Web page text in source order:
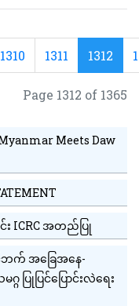
1310 1311 1312
Page 1312 of 1365
Meets Daw
း ICRC အတည်ပြု
က် အခြေအနေ-
ြုပြင်ပြောင်းလဲရေး